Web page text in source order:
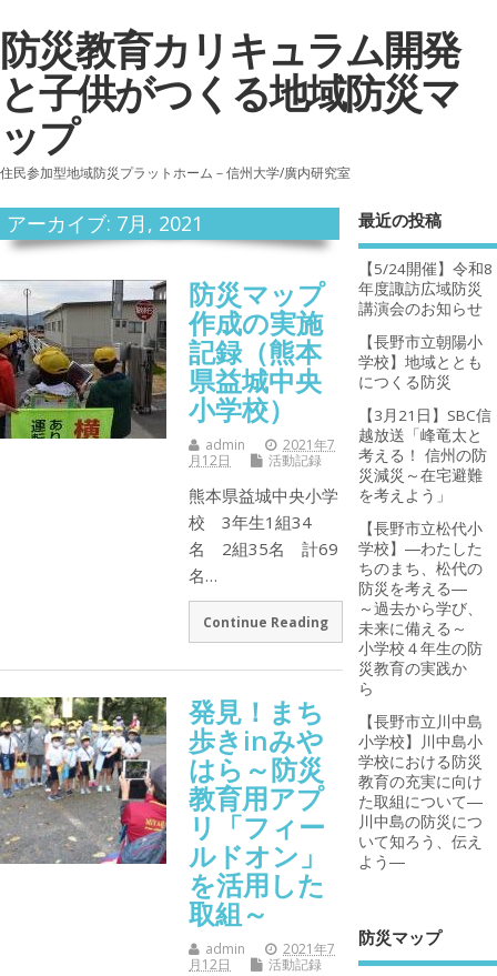
防災教育カリキュラム開発
と子供がつくる地域防災マ
ップ
住民参加型地域防災プラットホーム－信州大学/廣内研究室
アーカイブ: 7月, 2021
防災マップ
作成の実施
記録（熊本
県益城中央
小学校）
admin
2021年7
月12日
活動記録
熊本県益城中央小学
校 3年生1組34
名 2組35名 計69
名…
Continue Reading
発見！まち
歩きinみや
はら～防災
教育用アプ
リ「フィー
ルドオン」
を活用した
取組～
admin
2021年7
月12日
活動記録
最近の投稿
【5/24開催】令和8
年度諏訪広域防災
講演会のお知らせ
【長野市立朝陽小
学校】地域ととも
につくる防災
【3月21日】SBC信
越放送「峰竜太と
考える！ 信州の防
災減災～在宅避難
を考えよう」
【長野市立松代小
学校】―わたした
ちのまち、松代の
防災を考える―
～過去から学び、
未来に備える～
小学校４年生の防
災教育の実践か
ら
【長野市立川中島
小学校】川中島小
学校における防災
教育の充実に向け
た取組について―
川中島の防災につ
いて知ろう、伝え
よう―
防災マップ